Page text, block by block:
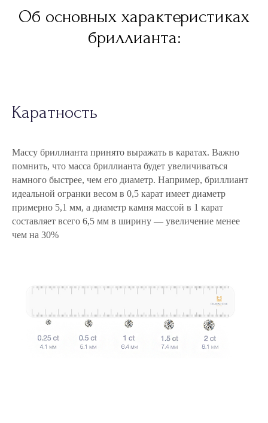
Об основных характеристиках
бриллианта:
Каратность